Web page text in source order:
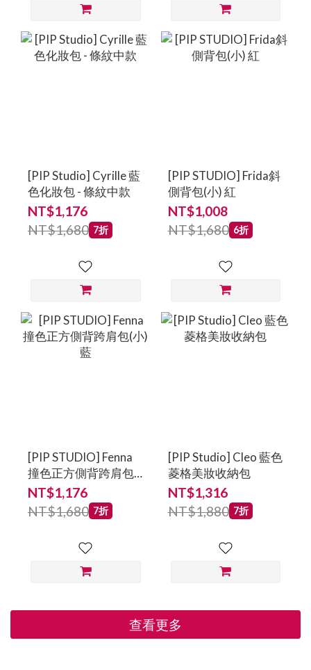
[PIP Studio] Cyrille 藍
色化妝包 - 條紋中款
NT$1,176
NT$1,680 7折
[PIP STUDIO] Frida斜
側背包(小) 紅
NT$1,008
NT$1,680 6折
[PIP STUDIO] Fenna
撞色正方側背跨肩包
(小) 藍
NT$1,176
NT$1,680 7折
[PIP Studio] Cleo 藍色
菱格美妝收納包
NT$1,316
NT$1,880 7折
查看更多